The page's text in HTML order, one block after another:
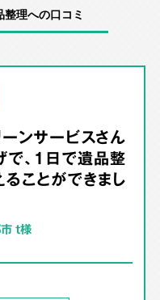
理への口コミ
ンサービスさん
で、1日で遺品整
ことができまし
t様